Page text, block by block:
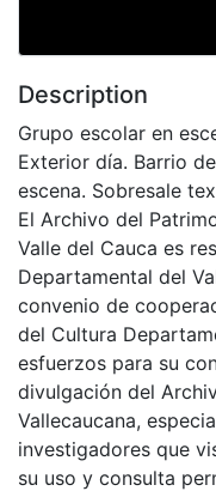
Description
Grupo escolar en
Exterior día. Barrio
escena. Sobresale
El Archivo del
Valle del Cauca es
Departamental del
convenio de
del Cultura
esfuerzos para su
divulgación del
Vallecaucana,
investigadores que
su uso y consulta